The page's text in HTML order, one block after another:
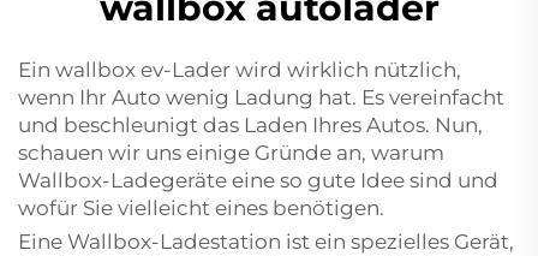
Ein wallbox ev-Lader wird wirklich nützlich,
wenn Ihr Auto wenig Ladung hat. Es vereinfacht
und beschleunigt das Laden Ihres Autos. Nun,
schauen wir uns einige Gründe an, warum
Wallbox-Ladegeräte eine so gute Idee sind und
wofür Sie vielleicht eines benötigen.
Eine Wallbox-Ladestation ist ein spezielles Gerät,